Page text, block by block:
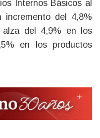
Internos Básicos al
incremento del 4,8%
alza del 4,9% en los
en los productos